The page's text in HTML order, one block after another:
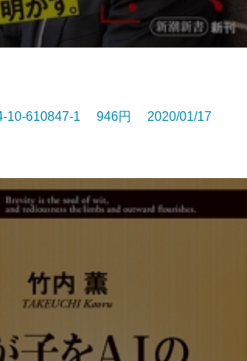
10-610847-1 946円 2020/01/17